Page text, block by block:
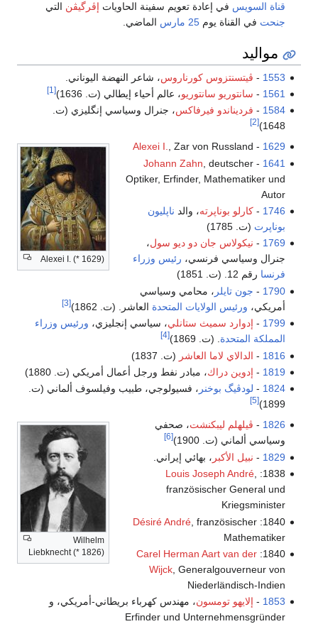
قناة السويس في إعادة تعويم سفينة الحاويات إڤرگيڤن التي
جنحت في القناة يوم25 مارس الماضي.
مواليد
1553
- ڤيتسنتزوس كورناروس، شاعر النهضة اليوناني.
1561
- سانتوريو سانتوريو، عالم أحياء إيطالي (ت. 1636) [1]
1584
- فرديناندو فيرفاكس، جنرال وسياسي إنگليزي (ت.
1648)
[2]
Alexei I. (* 1629)
1629
-
Alexei I., Zar von Russland
1641
-
Johann Zahn , deutscher
Optiker, Erfinder, Mathematiker und
Autor
1746
-كارلو بوناپرته، والد ناپليون
بوناپرت (ت. 1785)
1769
- نيكولاس جان دو ديو سول،
جنرال وسياسي فرنسي، رئيس وزراء
فرنسا رقم 12. (ت. 1851)
1790
- جون تايلر ، محامي وسياسي
أمريكي، ورئيس الولايات المتحدة العاشر. (ت. 1862) [3]
1799
- إدوارد سميث ستانلي، سياسي إنجليزي، ورئيس وزراء
المملكة المتحدة. (ت. 1869) [4]
1816
- الدالاي لاما العاشر (ت. 1837)
1819
- إدوين دراك، مبادر نفط ورجل أعمال أمريكي (ت. 1880)
1824
- لودڤيگ بوخنر ، فسيولوجي، طبيب وفيلسوف ألماني (ت.
1899)
[5]
Wilhelm
Liebknecht (* 1826)
1826
- ڤيلهلم ليبكنشت، صحفي
وسياسي ألماني (ت. 1900)
[6]
1829
- نبيل الأكبر ، بهائي إيراني.
1838:
Louis Joseph André,
französischer General und
Kriegsminister
1840:
Désiré André, französischer
Mathematiker
1840:
Carel Herman Aart van der
Wijck, Generalgouverneur von
Niederländisch-Indien
1853
- إلايهو تومسون، مهندس كهرباء بريطاني-أمريكي، و
Erfinder und Unternehmensgründer